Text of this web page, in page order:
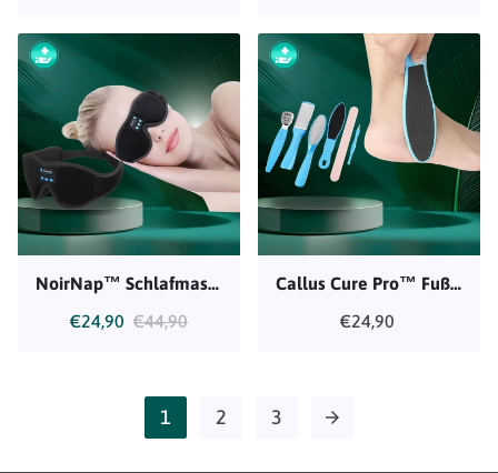
NoirNap™ Schlafmaske
€24,90 €44,90
Callus Cure Pro™ Fuß Schwielenentferner Set
€24,90
1 2 3 arrow_forward